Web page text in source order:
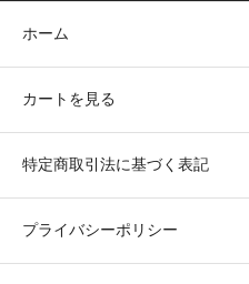
ホーム
カートを見る
特定商取引法に基づく表記
プライバシーポリシー